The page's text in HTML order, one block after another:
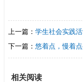
上一篇： 学生社会实践
下一篇： 悠着点，慢着
相关阅读